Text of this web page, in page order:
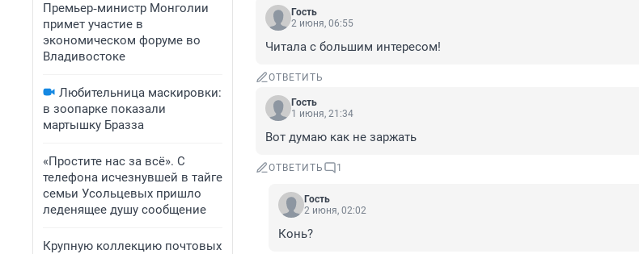
Премьер‑министр Монголии
примет участие в
экономическом форуме во
Владивостоке
Любительница маскировки:
в зоопарке показали
мартышку Бразза
«Простите нас за всё». С
телефона исчезнувшей в тайге
семьи Усольцевых пришло
леденящее душу сообщение
Крупную коллекцию почтовых
Гость
2 июня, 06:55
Читала с большим интересом!
ОТВЕТИТЬ
Гость
1 июня, 21:34
Вот думаю как не заржать
ОТВЕТИТЬ 1
Гость
2 июня, 02:02
Конь?